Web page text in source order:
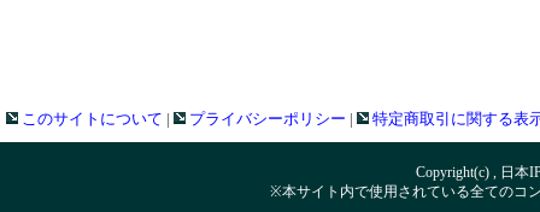
このサイトについて プライバシーポリシー 特定商取引に関する表
Copyright(c) , 日本
※本サイト内で使用されている全てのコ